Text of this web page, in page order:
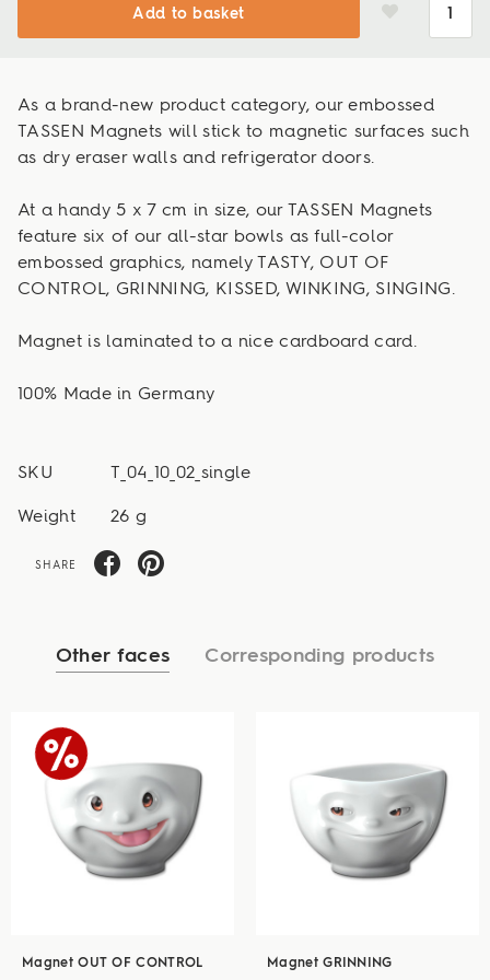
Add to basket
As a brand-new product category, our embossed
TASSEN Magnets will stick to magnetic surfaces such
as dry eraser walls and refrigerator doors.
At a handy 5 x 7 cm in size, our TASSEN Magnets
feature six of our all-star bowls as full-color
embossed graphics, namely TASTY, OUT OF
CONTROL, GRINNING, KISSED, WINKING, SINGING.
Magnet is laminated to a nice cardboard card.
100% Made in Germany
SKU T_04_10_02_single
Weight 26 g
SHARE
Other faces Corresponding products
Magnet OUT OF CONTROL Magnet GRINNING